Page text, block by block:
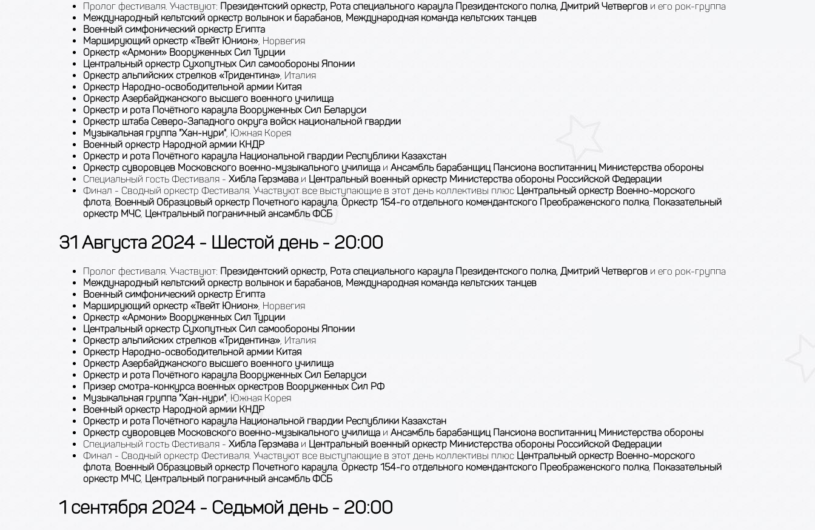
Пролог фестиваля. Участвуют: Президентский оркестр, Рота специального караула Президентского полка, Дмитрий Четвергов и его рок-группа
Международный кельтский оркестр волынок и барабанов, Международная команда кельтских танцев
Военный симфонический оркестр Египта
Марширующий оркестр «Твейт Юнион», Норвегия
Оркестр «Армони» Вооруженных Cил Турции
Центральный оркестр Сухопутных Сил самообороны Японии
Оркестр альпийских стрелков «Тридентина», Италия
Оркестр Народно-освободительной армии Китая
Оркестр Азербайджанского высшего военного училища
Оркестр и рота Почётного караула Вооруженных Сил Беларуси
Оркестр штаба Северо-Западного округа войск национальной гвардии
Музыкальная группа "Хан-нури", Южная Корея
Военный оркестр Народной армии КНДР
Оркестр и рота Почётного караула Национальной гвардии Республики Казахстан
Оркестр суворовцев Московского военно-музыкального училища и Ансамбль барабанщиц Пансиона воспитанниц Министерства обороны
Специальный гость Фестиваля - Хибла Герзмава и Центральный военный оркестр Министерства обороны Российской Федерации
Финал - Сводный оркестр Фестиваля. Участвуют все выступающие в этот день коллективы плюс Центральный оркестр Военно-морского
флота, Военный Образцовый оркестр Почетного караула, Оркестр 154-го отдельного комендантского Преображенского полка, Показательный
оркестр МЧС, Центральный пограничный ансамбль ФСБ
31 Августа 2024 - Шестой день - 20:00
Пролог фестиваля. Участвуют: Президентский оркестр, Рота специального караула Президентского полка, Дмитрий Четвергов и его рок-группа
Международный кельтский оркестр волынок и барабанов, Международная команда кельтских танцев
Военный симфонический оркестр Египта
Марширующий оркестр «Твейт Юнион», Норвегия
Оркестр «Армони» Вооруженных Cил Турции
Центральный оркестр Сухопутных Сил самообороны Японии
Оркестр альпийских стрелков «Тридентина», Италия
Оркестр Народно-освободительной армии Китая
Оркестр Азербайджанского высшего военного училища
Оркестр и рота Почётного караула Вооруженных Сил Беларуси
Призер смотра-конкурса военных оркестров Вооруженных Сил РФ
Музыкальная группа "Хан-нури", Южная Корея
Военный оркестр Народной армии КНДР
Оркестр и рота Почётного караула Национальной гвардии Республики Казахстан
Оркестр суворовцев Московского военно-музыкального училища и Ансамбль барабанщиц Пансиона воспитанниц Министерства обороны
Специальный гость Фестиваля - Хибла Герзмава и Центральный военный оркестр Министерства обороны Российской Федерации
Финал - Сводный оркестр Фестиваля. Участвуют все выступающие в этот день коллективы плюс Центральный оркестр Военно-морского
флота, Военный Образцовый оркестр Почетного караула, Оркестр 154-го отдельного комендантского Преображенского полка, Показательный
оркестр МЧС, Центральный пограничный ансамбль ФСБ
1 сентября 2024 - Седьмой день - 20:00